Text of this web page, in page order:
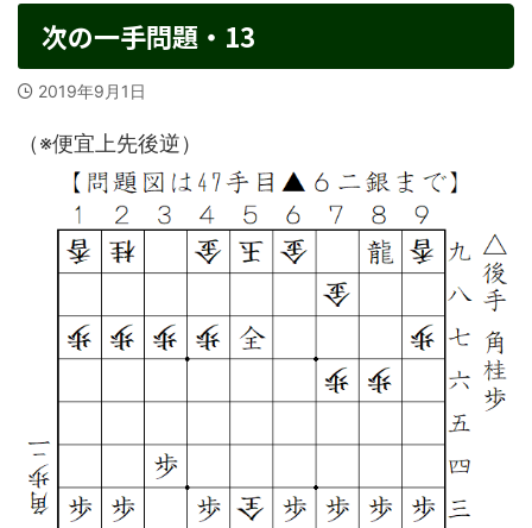
次の一手問題・13
2019年9月1日
（※便宜上先後逆）